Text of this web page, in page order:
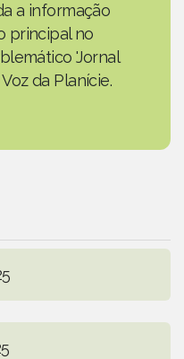
a informação
principal no
'Jornal
da Planície.